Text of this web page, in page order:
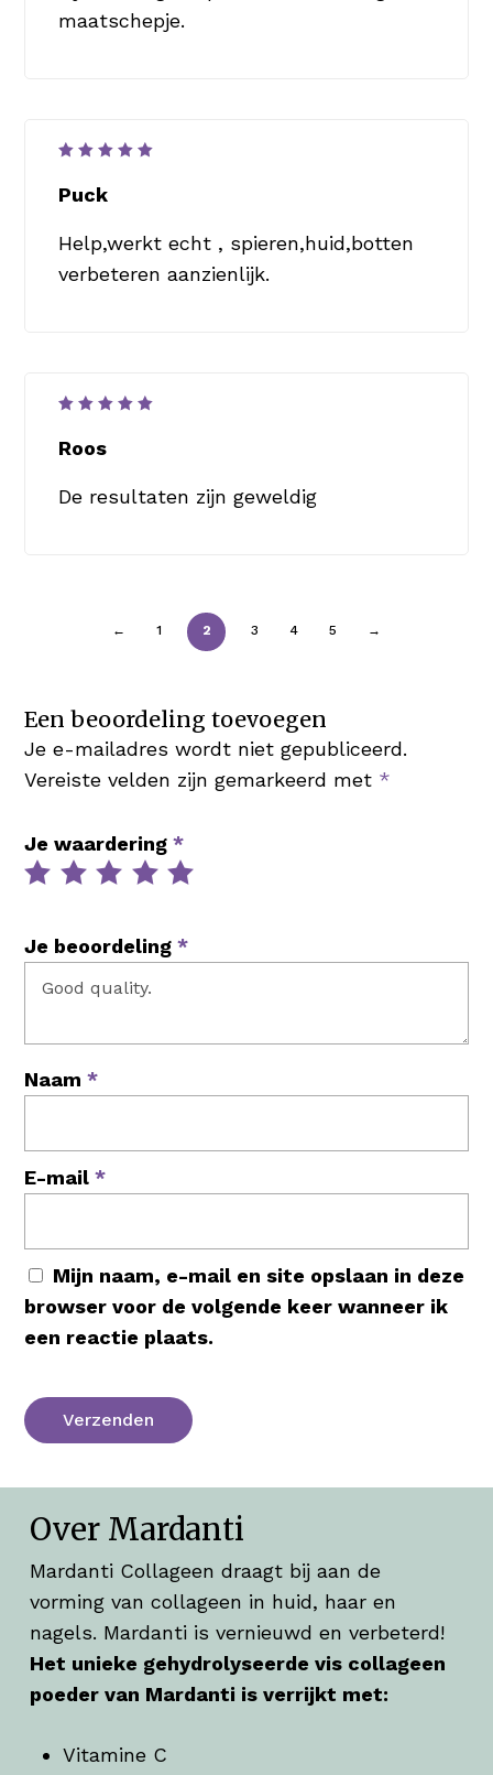
maatschepje.
5 uit 5
Puck
Help,werkt echt , spieren,huid,botten
verbeteren aanzienlijk.
5
Roos
De resultaten zijn geweldig
← 1 2 3 4 5 →
Een beoordeling toevoegen
Je e-mailadres wordt niet gepubliceerd.
Vereiste velden zijn gemarkeerd met *
Je waardering*
Je beoordeling*
Naam*
E-mail*
Mijn naam, e-mail en site opslaan in deze
browser voor de volgende keer wanneer ik
een reactie plaats.
Over Mardanti
Mardanti Collageen draagt bij aan de
vorming van collageen in huid, haar en
nagels. Mardanti is vernieuwd en verbeterd!
Het unieke gehydrolyseerde vis collageen
poeder van Mardanti is verrijkt met:
Vitamine C